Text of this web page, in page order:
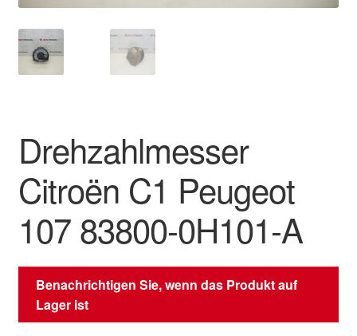
Lieferung
Warenkorb
Drehzahlmesser
Citroën C1 Peugeot
107 83800-0H101-A
Benachrichtigen Sie, wenn das Produkt auf
Lager ist